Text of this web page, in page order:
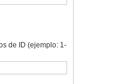
de ID (ejemplo: 1-